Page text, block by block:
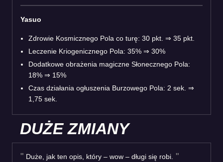
Yasuo
Zdrowie Kosmicznego Pola co turę: 30 pkt. ⇒ 35 pkt.
Leczenie Kriogenicznego Pola: 35% ⇒ 30%
Dodatkowe obrażenia magiczne Słonecznego Pola:
18% ⇒ 15%
Czas działania ogłuszenia Burzowego Pola: 2 sek. ⇒
1,75 sek.
DUŻE ZMIANY
Duże, jak ten opis, który – wow – długi się robi.